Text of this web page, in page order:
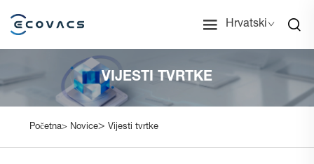
Hrvatski
VIJESTI TVRTKE
Početna> Novice> Vijesti tvrtke